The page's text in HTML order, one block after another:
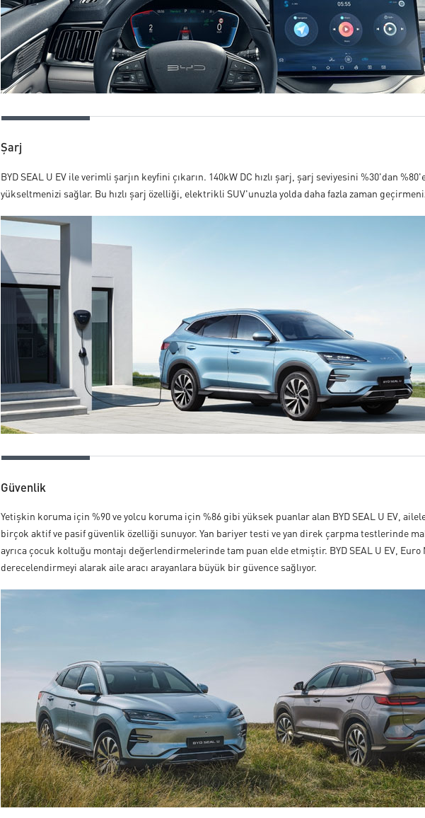
Şarj
BYD SEAL U EV ile verimli şarjın keyfini çıkarın. 140kW DC hızlı şarj, şarj seviyesini %30'dan
yükseltmenizi sağlar. Bu hızlı şarj özelliği, elektrikli SUV'unuzla yolda daha fazla zaman
Güvenlik
Yetişkin koruma için %90 ve yolcu koruma için %86 gibi yüksek puanlar alan BYD SEAL U EV,
birçok aktif ve pasif güvenlik özelliği sunuyor. Yan bariyer testi ve yan direk çarpma testlerinde
ayrıca çocuk koltuğu montajı değerlendirmelerinde tam puan elde etmiştir. BYD SEAL U EV, Euro
derecelendirmeyi alarak aile aracı arayanlara büyük bir güvence sağlıyor.